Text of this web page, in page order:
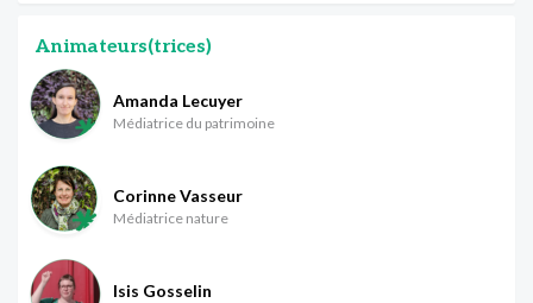
Animateurs(trices)
Amanda Lecuyer
Médiatrice du patrimoine
Corinne Vasseur
Médiatrice nature
Isis Gosselin